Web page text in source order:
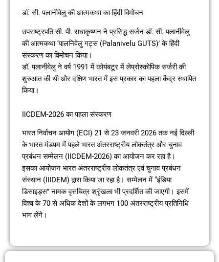
डॉ. सी. पलानीवेलु की आत्मकथा का हिंदी विमोचन
उपराष्ट्रपति सी. पी. राधाकृष्णन ने प्रसिद्ध सर्जन डॉ. सी. पलानीवेलु
की आत्मकथा ‘पालनिवेलु गट्स (Palanivelu GUTS)’ के हिंदी
संस्करण का विमोचन किया।
डॉ. पलानीवेलु ने वर्ष 1991 में कोयंबटूर में लेप्रोस्कोपिक सर्जरी की
शुरुआत की थी और दक्षिण भारत में इस प्रकार का पहला केंद्र स्थापित
किया।
IICDEM-2026 का पहला संस्करण
भारत निर्वाचन आयोग (ECI) 21 से 23 जनवरी 2026 तक नई दिल्ली
के भारत मंडपम में पहले भारत अंतरराष्ट्रीय लोकतंत्र और चुनाव
प्रबंधन सम्मेलन (IICDEM-2026) का आयोजन कर रहा है।
इसका आयोजन भारत अंतरराष्ट्रीय लोकतंत्र एवं चुनाव प्रबंधन
संस्थान (IIIDEM) द्वारा किया जा रहा है। सम्मेलन में “इंडिया
डिसाइड्स” नामक वृत्तचित्र श्रृंखला भी प्रदर्शित की जाएगी। इसमें
विश्व के 70 से अधिक देशों के लगभग 100 अंतरराष्ट्रीय प्रतिनिधि
भाग लेंगे।